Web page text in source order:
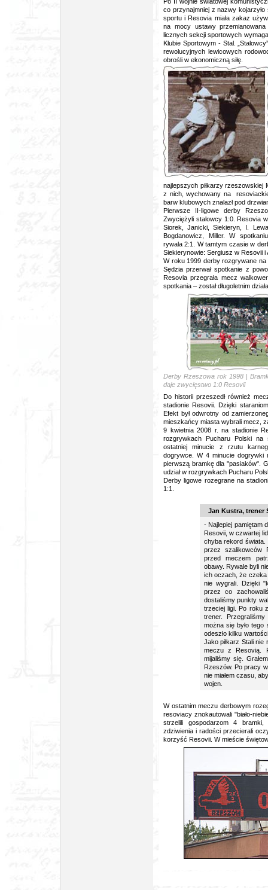
co przynajmniej z nazwy
sportu i Resovia miała zakaz
na mocy ustawy
licznych sekcji sportowych
Klubie Sportowym - Stal.
rewolucyjnych lewicowych
obrośli w ekonomiczną siłę.
najlepszych piłkarzy rzeszowskiej
z nich, wychowany na
barw klubowych znalazł pod
Pierwsze II-ligowe derby
Zwyciężyli stalowcy 1:0. Resovia
Siorek, Janicki, Siekieryn, I.
Bogdanowicz, Miller. W
rywala 2:1. W tamtym czasie w
Siekierynowie: Sergiusz w Resovii
W roku 1999 derby rozgrywane
Sędzia przerwał spotkanie z
Resovia przegrała mecz
spotkania – został długoletnim
Derby Rzeszowa rok 1998 |
daje zwycięstwo 1:0 Resovii
Do historii przeszedł również
stadionie Resovii. Dzięki
Efekt był odwrotny od
mieszkańcy miasta wybrali mecz,
9 kwietnia 2008 r. na stadionie
rozgrywkach Pucharu Polski
ostatniej minucie z rzutu
dogrywce. W 4 minucie dogrywki
pierwszą bramkę dla "pasiaków".
udział w rozgrywkach Pucharu
Derby ligowe rozegrane na
1:1.
Jan Kustra, trener
- Najlepiej pamiętam
Resovii, w czwartej
chyba rekord świata.
przez szalikowców
przed meczem
obawy. Rywale byli
ich oczach, że
nie wygrali. Dzięki
przez co
dostaliśmy punkty
trzeciej ligi. Po roku
trener.
można się było tego
odeszło kilku
Jako piłkarz Stali nie
meczu z Resovią.
mijaliśmy się.
Rzeszów. Po pracy
nie miałem czasu,
wojen.
W ostatnim meczu derbowym
resoviacy znokautowali "biało-
strzelili gospodarzom 4
zdziwienia i radości przecierali
korzyść Resovii. W mieście